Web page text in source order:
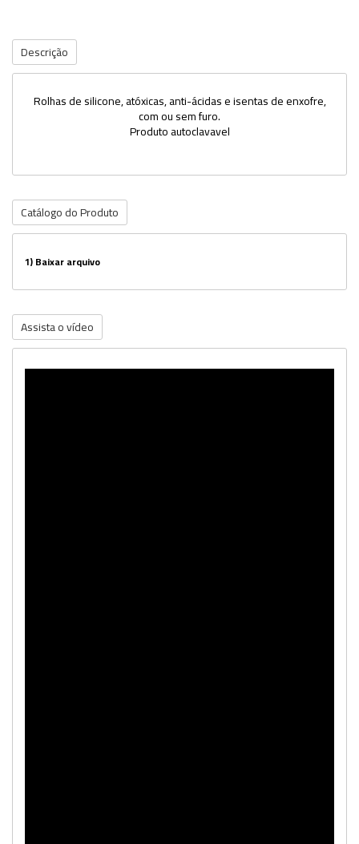
Descrição
Rolhas de silicone, atóxicas, anti-ácidas e isentas de enxofre,
com ou sem furo.
Produto autoclavavel
Catálogo do Produto
1)Baixar arquivo
Assista o vídeo